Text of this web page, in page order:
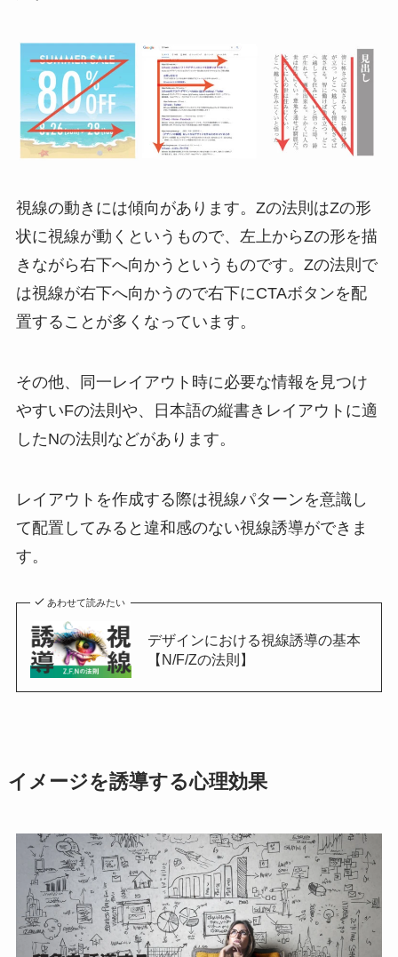
視線の動きには傾向があります。Zの法則はZの形
状に視線が動くというもので、左上からZの形を描
きながら右下へ向かうというものです。Zの法則で
は視線が右下へ向かうので右下にCTAボタンを配
置することが多くなっています。
その他、同一レイアウト時に必要な情報を見つけ
やすいFの法則や、日本語の縦書きレイアウトに適
したNの法則などがあります。
レイアウトを作成する際は視線パターンを意識し
て配置してみると違和感のない視線誘導ができま
す。
あわせて読みたい
デザインにおける視線誘導の基本
【N/F/Zの法則】
イメージを誘導する心理効果